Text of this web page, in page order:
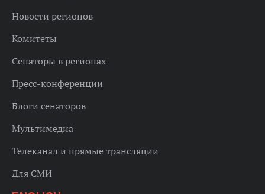
Новости регионов
Комитеты
Сенаторы в регионах
Пресс-конференции
Блоги сенаторов
Мультимедиа
Телеканал и прямые трансляции
Для СМИ